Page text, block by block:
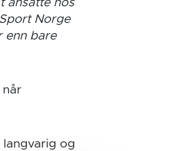
ansatte hos
Norge
enn bare
når
og